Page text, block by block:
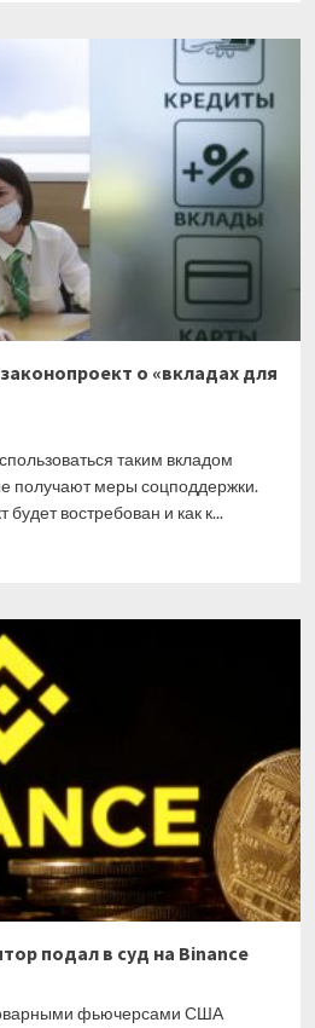
о «вкладах для
таким вкладом
получают меры соцподдержки.
востребован и как к...
подал в суд на Binance
фьючерсами США